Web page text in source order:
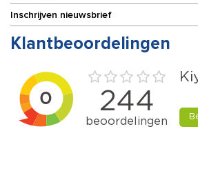
Inschrijven nieuwsbrief
Klantbeoordelingen